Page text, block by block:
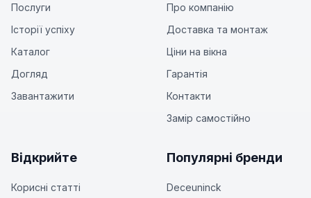
Послуги
Історії успіху
Каталог
Догляд
Завантажити
Про компанію
Доставка та монтаж
Ціни на вікна
Гарантія
Контакти
Замір самостійно
Відкрийте
Корисні статті
Популярні бренди
Deceuninck